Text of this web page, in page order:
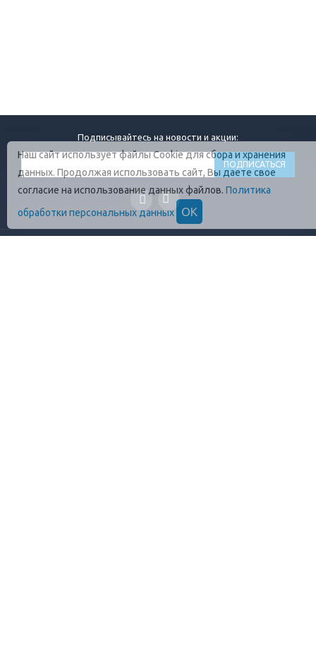
Подписывайтесь на новости и акции:
Наш сайт использует файлы Cookie для сбора и хранения
данных. Продолжая использовать сайт, Вы даете свое
согласие на использование данных файлов. Политика
обработки персональных данных
ОК